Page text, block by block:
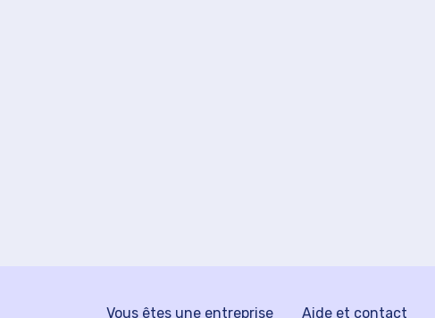
Vous êtes une entreprise Aide et contact